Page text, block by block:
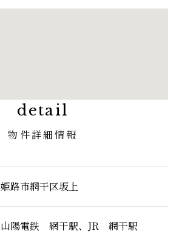
detail
物件詳細情報
姫路市網干区坂上
山陽電鉄 網干駅、JR 網干駅